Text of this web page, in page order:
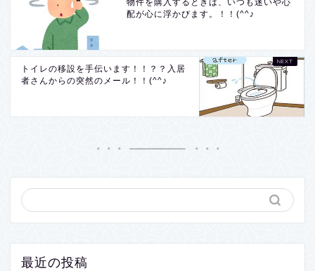
物件を購入するときは、いつも迷いや心
配が心に浮かびます。！！(^^♪
トイレの移設を手伝います！！？？入居
者さんからの突然のメール！！(^^♪
最近の投稿